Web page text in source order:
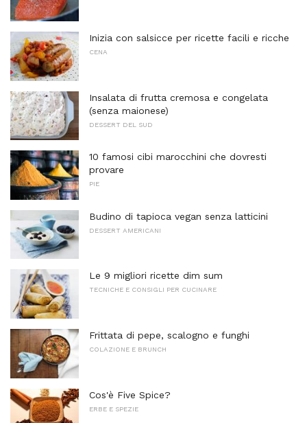
Inizia con salsicce per ricette facili e ricche
CENA
Insalata di frutta cremosa e congelata
(senza maionese)
DESSERT DEL SUD
10 famosi cibi marocchini che dovresti
provare
PIE
Budino di tapioca vegan senza latticini
DESSERT AMERICANI
Le 9 migliori ricette dim sum
TECNICHE E CONSIGLI PER CUCINARE
Frittata di pepe, scalogno e funghi
COLAZIONE E BRUNCH
Cos'è Five Spice?
ERBE E SPEZIE